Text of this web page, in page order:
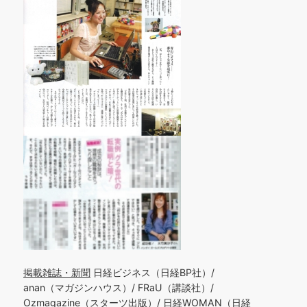
掲載雑誌・新聞 日経ビジネス（日経BP社）/
anan（マガジンハウス）/ FRaU（講談社）/
Ozmagazine（スターツ出版）/ 日経WOMAN（日経